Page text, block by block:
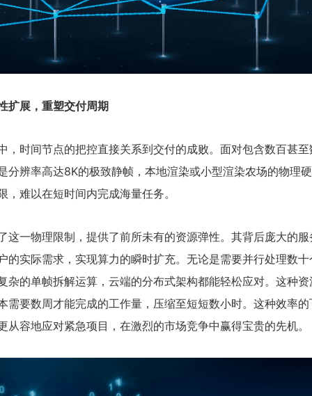
扩展，重塑交付周期
，时间节点的把控直接关系到交付的成败。面对包含数百甚
分辨率高达8K的极致静帧，本地渲染或小型渲染农场的物理
，难以在短时间内完成海量任务。
这一物理限制，提供了前所未有的资源弹性。其背后庞大的
的实际需求，实现算力的瞬时扩充。无论是需要并行处理数
杂的单帧拆解运算，云端的分布式架构都能轻松应对。这种
需要数周才能完成的工作量，压缩至短短数小时。这种效率
从容地应对紧急项目，在激烈的市场竞争中赢得宝贵的先机。